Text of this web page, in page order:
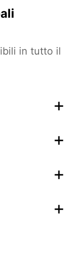
in tutto il